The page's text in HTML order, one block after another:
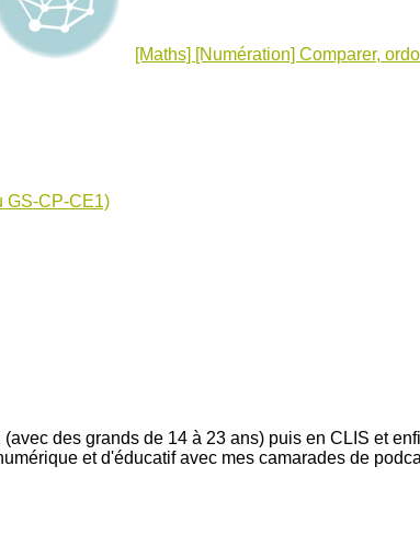
[Maths] [Numération] Comparer,
GS-CP-CE1)
des grands de 14 à 23 ans) puis en CLIS et
et d'éducatif avec mes camarades de